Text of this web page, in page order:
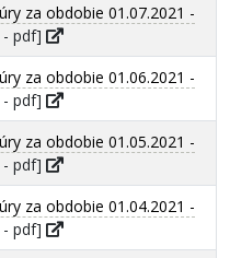
za obdobie 01.07.2021 -
pdf]
za obdobie 01.06.2021 -
pdf]
za obdobie 01.05.2021 -
pdf]
za obdobie 01.04.2021 -
pdf]